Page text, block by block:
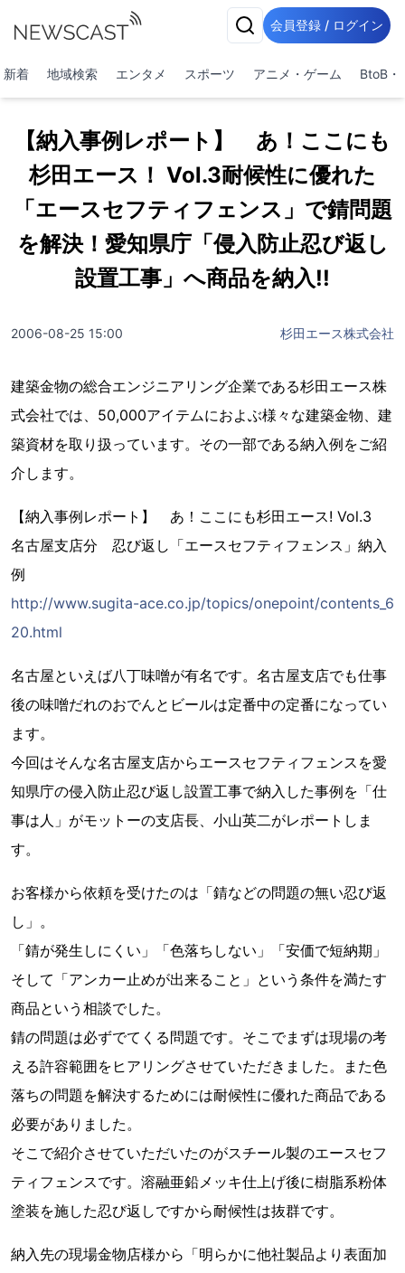
会員登録 / ログイン
新着 地域検索 エンタメ スポーツ アニメ・ゲーム BtoB・
【納入事例レポート】 あ！ここにも
杉田エース！ Vol.3耐候性に優れた
「エースセフティフェンス」で錆問題
を解決！愛知県庁「侵入防止忍び返し
設置工事」へ商品を納入!!
2006-08-25 15:00 杉田エース株式会社
建築金物の総合エンジニアリング企業である杉田エース株
式会社では、50,000アイテムにおよぶ様々な建築金物、建
築資材を取り扱っています。その一部である納入例をご紹
介します。
【納入事例レポート】 あ！ここにも杉田エース! Vol.3
名古屋支店分 忍び返し「エースセフティフェンス」納入
例
http://www.sugita-ace.co.jp/topics/onepoint/contents_6
20.html
名古屋といえば八丁味噌が有名です。名古屋支店でも仕事
後の味噌だれのおでんとビールは定番中の定番になってい
ます。
今回はそんな名古屋支店からエースセフティフェンスを愛
知県庁の侵入防止忍び返し設置工事で納入した事例を「仕
事は人」がモットーの支店長、小山英二がレポートしま
す。
お客様から依頼を受けたのは「錆などの問題の無い忍び返
し」。
「錆が発生しにくい」「色落ちしない」「安価で短納期」
そして「アンカー止めが出来ること」という条件を満たす
商品という相談でした。
錆の問題は必ずでてくる問題です。そこでまずは現場の考
える許容範囲をヒアリングさせていただきました。また色
落ちの問題を解決するためには耐候性に優れた商品である
必要がありました。
そこで紹介させていただいたのがスチール製のエースセフ
ティフェンスです。溶融亜鉛メッキ仕上げ後に樹脂系粉体
塗装を施した忍び返しですから耐候性は抜群です。
納入先の現場金物店様から「明らかに他社製品より表面加